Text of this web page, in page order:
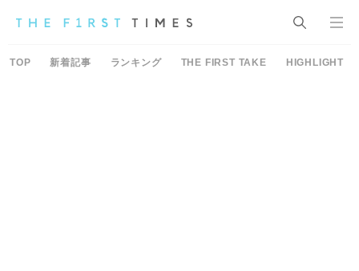
TOP 新着記事 ランキング THE FIRST TAKE HIGHLIGHT